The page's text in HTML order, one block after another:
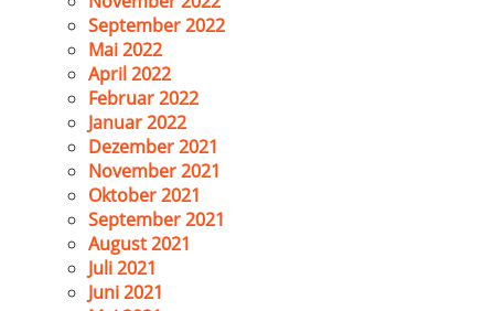
September 2022
Mai 2022
April 2022
Februar 2022
Januar 2022
Dezember 2021
November 2021
Oktober 2021
September 2021
August 2021
Juli 2021
Juni 2021